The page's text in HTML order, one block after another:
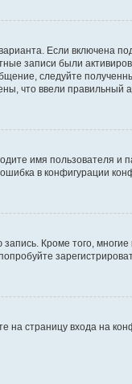
Если включена
записи были
следуйте
что ввели правильный
имя пользователя
в конфигурации
Кроме того,
на страницу входа на